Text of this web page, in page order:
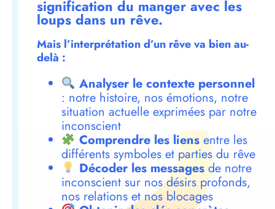
signification du manger avec les
loups dans un rêve.
Mais l’interprétation d’un rêve va bien au-
delà :
Analyser le contexte personnel
: notre histoire, nos émotions, notre
situation actuelle exprimées par notre
inconscient
Comprendre les liensentre les
différents symboles et parties du rêve
Décoder les messagesde notre
inconscient sur nos désirs profonds,
nos relations et nos blocages